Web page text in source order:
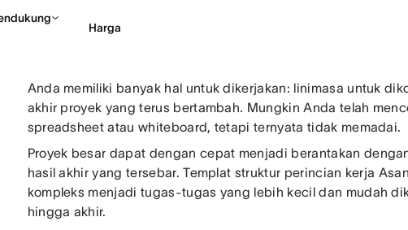
Harga
Hubungi penjualan Lihat demo
Anda memiliki banyak hal untuk dikerjakan: linimasa untuk
akhir proyek yang terus bertambah. Mungkin Anda telah
spreadsheet atau whiteboard, tetapi ternyata tidak memadai.
Proyek besar dapat dengan cepat menjadi berantakan
hasil akhir yang tersebar. Templat struktur perincian kerja
kompleks menjadi tugas-tugas yang lebih kecil dan mudah
hingga akhir.